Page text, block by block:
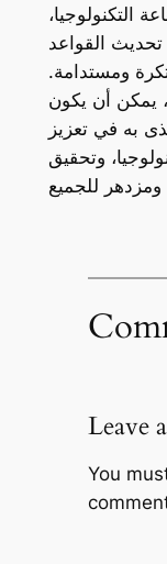
التكنولوجيا،
القواعد
ومستدامة.
يمكن أن يكون
به في تعزيز
وتحقيق
Leave
You